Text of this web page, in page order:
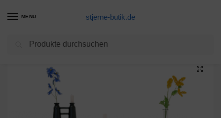
MENU stjerne-butik.de
Unkategorisiert / Lowboard Albina, Weiß (92x49x35cm)